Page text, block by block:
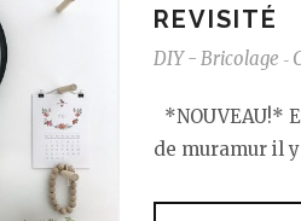
REVISITÉ
DIY - Bricolage -
*NOUVEAU!*
de muramur il